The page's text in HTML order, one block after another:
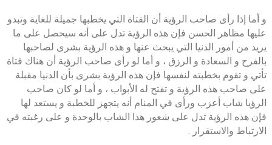
و أما إذا رأى صاحب الرؤية أن الفتاة التي يخطبها جميلة للغاية وتبدو
عليها مظاهر الحسن فإن هذه الرؤية تدل على أنه سيحصل على ما
يريد من أمور الدنيا التي يبحث عنها و هذه الرؤية بشرى لصاحبها
بالفرح و السعادة و الرزق ، و أما لو رأى صاحب الرؤية أن هناك فتاة
تأتي و تقوم بخطبته لنفسها فإن هذه الرؤية بشرى بأن الدنيا مقبلة
على صاحب هذه الرؤية و تفتح له الأبواب ، و أما لو كان صاحب
الرؤيا شاب أعزب ورأى في المنام أنه يتجهز للخطبة و يستعد لها
فإن هذه الرؤية تدل على شعور هذا الشاب بالوحدة و على رغبته في
الارتباط والاستقرار .